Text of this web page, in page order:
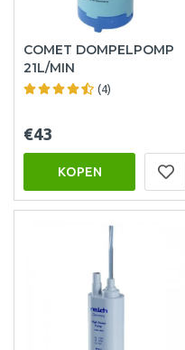
COMET DOMPELPOMP
21L/MIN
(4)
€43
KOPEN